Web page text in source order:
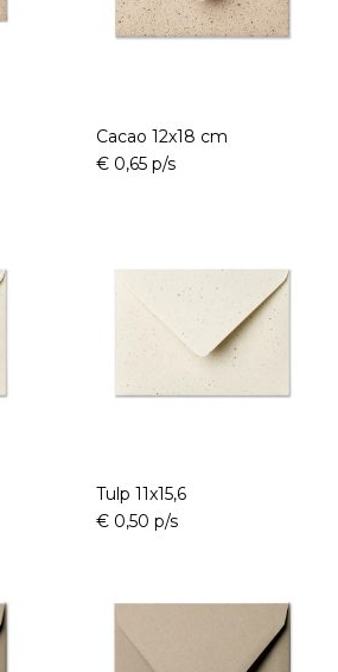
Cacao 12x18 cm
€ 0,65 p/s
Tulp 11x15,6
€ 0,50 p/s